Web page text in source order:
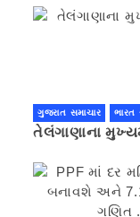
ગુજરાત સમાચાર ભારત
તેલંગાણાના